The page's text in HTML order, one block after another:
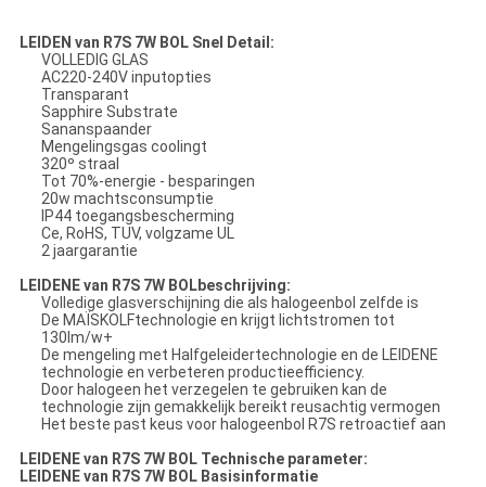
LEIDEN van R7S 7W BOL Snel Detail:
VOLLEDIG GLAS
AC220-240V inputopties
Transparant
Sapphire Substrate
Sananspaander
Mengelingsgas coolingt
320º straal
Tot 70%-energie - besparingen
20w machtsconsumptie
IP44 toegangsbescherming
Ce, RoHS, TUV, volgzame UL
2 jaargarantie
LEIDENE van R7S 7W BOLbeschrijving:
Volledige glasverschijning die als halogeenbol zelfde is
De MAÏSKOLFtechnologie en krijgt lichtstromen tot
130lm/w+
De mengeling met Halfgeleidertechnologie en de LEIDENE
technologie en verbeteren productieefficiency.
Door halogeen het verzegelen te gebruiken kan de
technologie zijn gemakkelijk bereikt reusachtig vermogen
Het beste past keus voor halogeenbol R7S retroactief aan
LEIDENE van R7S 7W BOL Technische parameter:
LEIDENE van R7S 7W BOL Basisinformatie